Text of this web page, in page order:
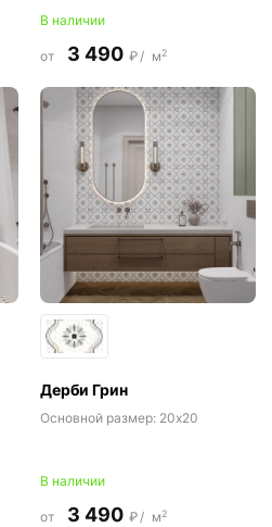
В наличии
от 3 490 ₽/ м2
Дерби Грин
Основной размер: 20x20
В наличии
от 3 490 ₽/ м2